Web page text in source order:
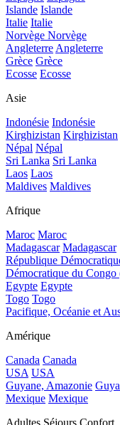
Islande Islande
Italie Italie
Norvège Norvège
AngleterreAngleterre
Grèce Grèce
Ecosse Ecosse
Asie
Indonésie Indonésie
Kirghizistan Kirghizistan
Népal Népal
Sri Lanka Sri Lanka
Laos Laos
Maldives Maldives
Afrique
Maroc Maroc
Madagascar Madagascar
République
Démocratique du
Egypte Egypte
Togo Togo
Pacifique, Océanie et
Amérique
Canada Canada
USA USA
Guyane, Amazonie
Mexique Mexique